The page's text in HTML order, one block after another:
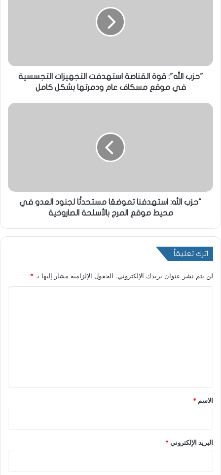
"حزب الله": قوة القناصة استهدفت التجهيزات التجسسية
في موقع مسكاف عام ودمرتها بشكل كامل
"حزب الله: استهدفنا تموضعًا ‏مستحدثًا ‏لجنود العدو في
محيط موقع المرج بالأسلحة الصاروخية
اترك تعليقاً
لن يتم نشر عنوان بريدك الإلكتروني. الحقول الإلزامية مشار إليها بـ*
*
الاسم *
البريد الإلكتروني*